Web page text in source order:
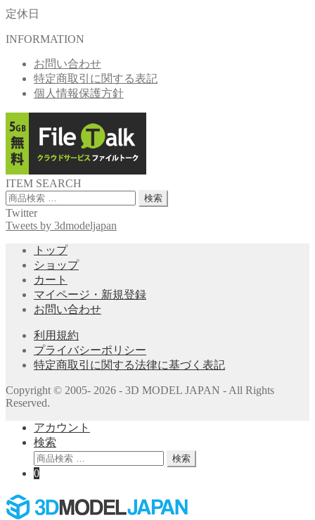
定休日
INFORMATION
お問い合わせ
特定商取引に関する表記
個人情報保護方針
ITEM SEARCH
検
索
対
検索
Twitter
Tweets by 3dmodeljapan
トップ
ショップ
カート
マイページ・新規登録
お問い合わせ
利用規約
プライバシーポリシー
特定商取引に関する法律に基づく表記
Copyright © 2005- 2026 - 3D MODEL JAPAN - All Rights
Reserved.
アカウント
検索
検
索
象:
検索
0